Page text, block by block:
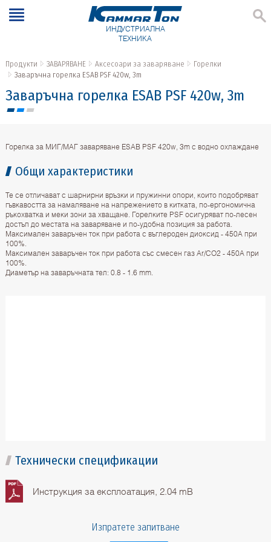
ИНДУСТРИАЛНА
ТЕХНИКА
Продукти ЗАВАРЯВАНЕ Аксесоари за заваряване
Горелки
Заваръчна горелка ESAB PSF 420w, 3m
Заваръчна горелка ESAB PSF 420w, 3m
Горелка за МИГ/МАГ заваряване ESAB PSF 420w, 3m с водно охлаждане
Общи характеристики
Те се отличават с шарнирни връзки и пружинни опори, които подобряват
гъвкавостта за намаляване на напрежението в китката, по-ергономична
ръкохватка и меки зони за хващане. Горелките PSF осигуряват по-лесен
достъп до местата на заваряване и по-удобна позиция за работа.
Максимален заваръчен ток при работа с въглероден диоксид - 450А при
100%.
Максимален заваръчен ток при работа със смесен газ Ar/CO2 - 450А при
100%.
Диаметър на заваръчната тел: 0.8 - 1.6 mm.
Технически спецификации
Инструкция за експлоатация, 2.04 mB
Изпратете запитване